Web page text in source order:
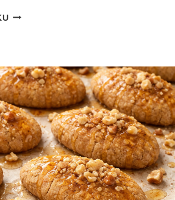
5
PUDING